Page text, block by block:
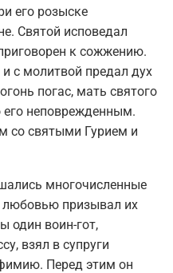
его розыске
Святой исповедал
к сожжению.
с молитвой предал дух
погас, мать святого
его неповрежденным.
со святыми Гурием и
многочисленные
любовью призывал их
один воин-гот,
взял в супруги
Перед этим он